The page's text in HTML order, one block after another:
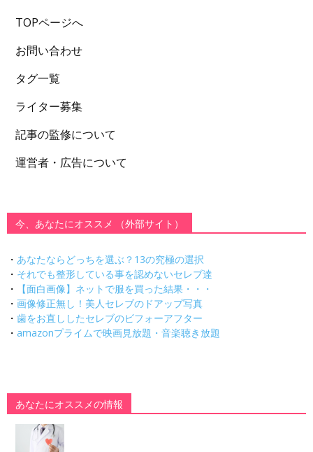
TOPページへ
お問い合わせ
タグ一覧
ライター募集
記事の監修について
運営者・広告について
今、あなたにオススメ （外部サイト）
・ あなたならどっちを選ぶ？13の究極の選択
・ それでも整形している事を認めないセレブ達
・
【面白画像】ネットで服を買った結果・・・
・ 画像修正無し！美人セレブのドアップ写真
・ 歯をお直ししたセレブのビフォーアフター
・ amazonプライムで映画見放題・音楽聴き放題
あなたにオススメの情報